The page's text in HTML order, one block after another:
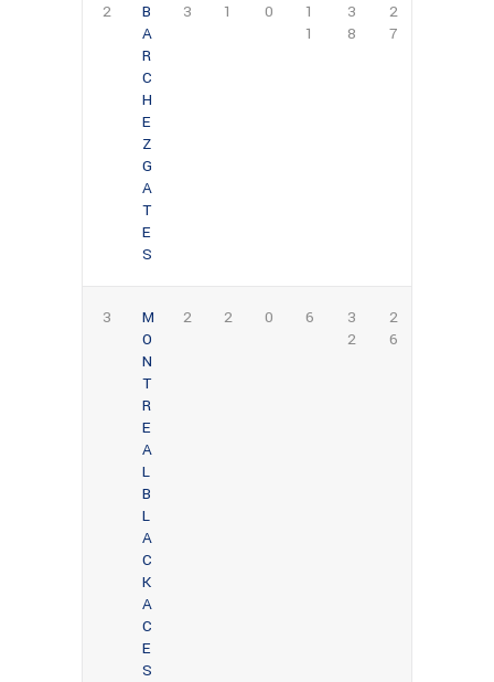
2
B
A
R
C
H
E
Z
G
A
T
E
S
3 1 0
1
1
3
8
2
7
3
M
O
N
T
R
E
A
L
B
L
A
C
K
A
C
E
S
2 2 0 6
3
2
2
6